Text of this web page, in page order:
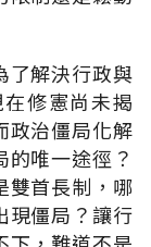
了解決行政與
修憲尚未揭
政治僵局化解
唯一途徑？
雙首長制，哪
現僵局？讓行